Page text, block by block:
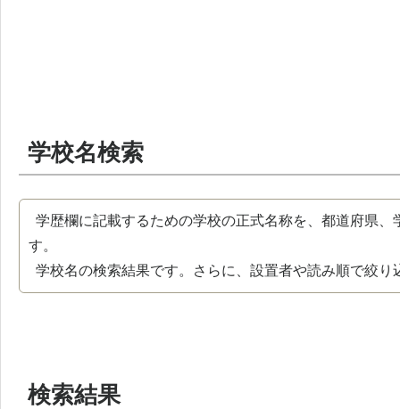
学校名検索
学歴欄に記載するための学校の正式名称を、都道府県
す。
学校名の検索結果です。さらに、設置者や読み順で絞り
検索結果